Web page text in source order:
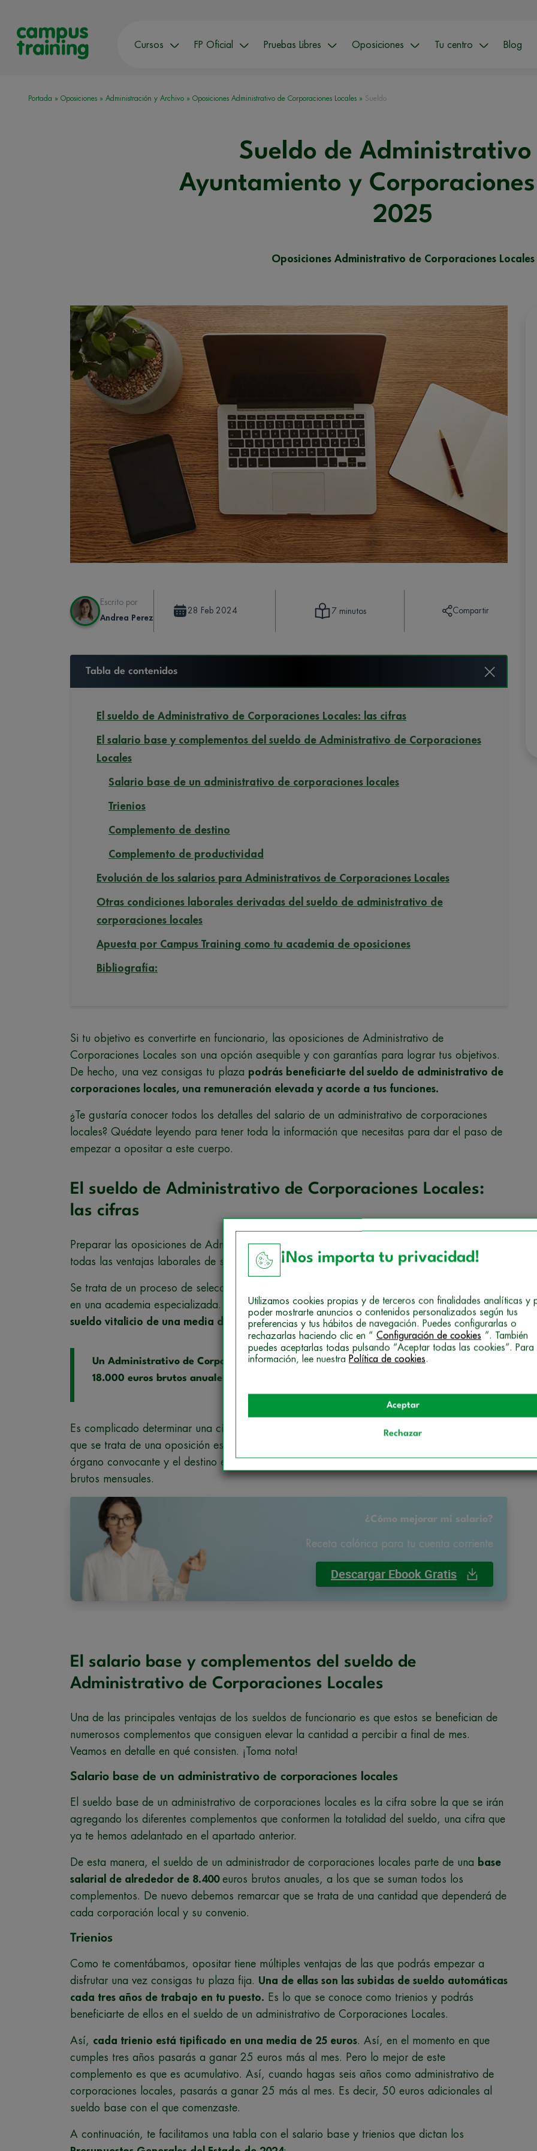
Cursos FP Oficial Pruebas Libres Oposiciones Tu centro Blog
Portada » Oposiciones » Administración y Archivo » Oposiciones Administrativo de Corporaciones Locales » Sueldo
Sueldo de Administrativo
Ayuntamiento y
2025
Oposiciones Administrativo de Corporaciones Locales
Escrito por
Andrea Perez
28 Feb 2024 7 minutos Compartir
Tabla de contenidos
El sueldo de Administrativo de Corporaciones Locales: las cifras
El salario base y complementos del sueldo de Administrativo de Corporaciones
Locales
Salario base de un administrativo de corporaciones locales
Trienios
Complemento de destino
Complemento de productividad
Evolución de los salarios para Administrativos de Corporaciones Locales
Otras condiciones laborales derivadas del sueldo de administrativo de
corporaciones locales
Apuesta por Campus Training como tu academia de oposiciones
Bibliografía:
Si tu objetivo es convertirte en funcionario, las oposiciones de Administrativo de
Corporaciones Locales son una opción asequible y con garantías para lograr tus objetivos.
De hecho, una vez consigas tu plaza podrás beneficiarte del sueldo de administrativo de
corporaciones locales, una remuneración elevada y acorde a tus funciones.
¿Te gustaría conocer todos los detalles del salario de un administrativo de corporaciones
locales? Quédate leyendo para tener toda la información que necesitas para dar el paso de
empezar a opositar a este cuerpo.
El sueldo de Administrativo de Corporaciones Locales:
las cifras
Preparar las oposiciones de Administrativo de Corporaciones Locales te garantiza acceder a
todas las ventajas laborales de ser funcionario, empezando por el sueldo.
Se trata de un proceso de selección que podrás superar fácilmente siempre que te apoyes
en una academia especializada. El esfuerzo valdrá la pena ya que pasarás a ganar un
sueldo vitalicio de una media de 18.000 euros.
Un Administrativo de Corporaciones Locales gana alrededor de
18.000 euros brutos anuales en 2024.
Es complicado determinar una cifra exacta para el sueldo en este grupo de funcionarios ya
que se trata de una oposición específica por diferentes territorios. Es decir, dependiendo del
órgano convocante y el destino el sueldo puede moverse entre los 1.200 y 1.400 euros
brutos mensuales.
¿Cómo mejorar mi salario?
Receta calórica para tu cuenta corriente
Descargar Ebook Gratis
El salario base y complementos del sueldo de
Administrativo de Corporaciones Locales
Una de las principales ventajas de los sueldos de funcionario es que estos se benefician de
numerosos complementos que consiguen elevar la cantidad a percibir a final de mes.
Veamos en detalle en qué consisten. ¡Toma nota!
Salario base de un administrativo de corporaciones locales
El sueldo base de un administrativo de corporaciones locales es la cifra sobre la que se irán
agregando los diferentes complementos que conformen la totalidad del sueldo, una cifra que
ya te hemos adelantado en el apartado anterior.
De esta manera, el sueldo de un administrador de corporaciones locales parte de una base
salarial de alrededor de 8.400 euros brutos anuales, a los que se suman todos los
complementos. De nuevo debemos remarcar que se trata de una cantidad que dependerá de
cada corporación local y su convenio.
Trienios
Como te comentábamos, opositar tiene múltiples ventajas de las que podrás empezar a
disfrutar una vez consigas tu plaza fija. Una de ellas son las subidas de sueldo automáticas
cada tres años de trabajo en tu puesto. Es lo que se conoce como trienios y podrás
beneficiarte de ellos en el sueldo de un administrativo de Corporaciones Locales.
Así, cada trienio está tipificado en una media de 25 euros. Así, en el momento en que
cumples tres años pasarás a ganar 25 euros más al mes. Pero lo mejor de este
complemento es que es acumulativo. Así, cuando hagas seis años como administrativo de
corporaciones locales, pasarás a ganar 25 más al mes. Es decir, 50 euros adicionales al
sueldo base con el que comenzaste.
A continuación, te facilitamos una tabla con el salario base y trienios que dictan los
¡Nos importa tu privacidad!
Utilizamos cookies propias y de terceros con finalidades analíticas y
poder mostrarte anuncios o contenidos personalizados según tus
preferencias y tus hábitos de navegación. Puedes configurarlas o
rechazarlas haciendo clic en “ Configuración de cookies ”. También
puedes aceptarlas todas pulsando “Aceptar todas las cookies”. Para
información, lee nuestra Política de cookies.
Aceptar
Rechazar